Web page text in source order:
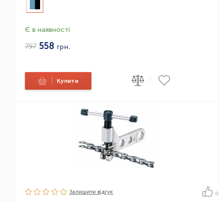
Є в наявності
797 558 грн.
Купити
Залишити вiдгук 0